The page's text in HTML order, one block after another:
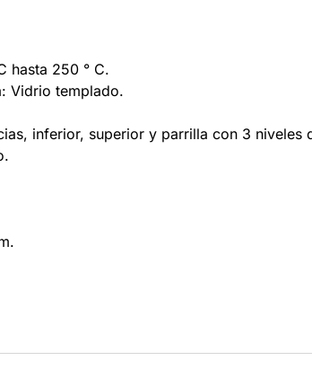
hasta 250 ° C.
Vidrio templado.
inferior, superior y parrilla con 3 niveles